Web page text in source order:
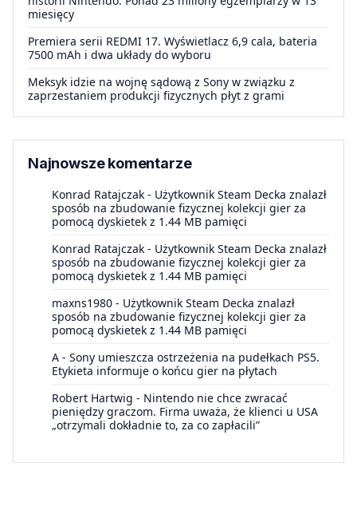
miesięcy
Premiera serii REDMI 17. Wyświetlacz 6,9 cala, bateria
7500 mAh i dwa układy do wyboru
Meksyk idzie na wojnę sądową z Sony w związku z
zaprzestaniem produkcji fizycznych płyt z grami
Najnowsze komentarze
Konrad Ratajczak - Użytkownik Steam Decka znalazł
sposób na zbudowanie fizycznej kolekcji gier za
pomocą dyskietek z 1.44 MB pamięci
Konrad Ratajczak - Użytkownik Steam Decka znalazł
sposób na zbudowanie fizycznej kolekcji gier za
pomocą dyskietek z 1.44 MB pamięci
maxns1980 - Użytkownik Steam Decka znalazł
sposób na zbudowanie fizycznej kolekcji gier za
pomocą dyskietek z 1.44 MB pamięci
A - Sony umieszcza ostrzeżenia na pudełkach PS5.
Etykieta informuje o końcu gier na płytach
Robert Hartwig - Nintendo nie chce zwracać
pieniędzy graczom. Firma uważa, że klienci u USA
„otrzymali dokładnie to, za co zapłacili”